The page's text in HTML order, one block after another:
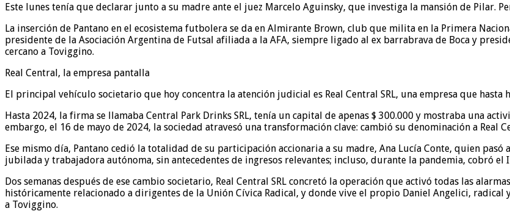
Este lunes tenía que declarar junto a su madre ante el juez Marcelo Aguinsky, que investiga la mansión de Pilar.
La inserción de Pantano en el ecosistema futbolera se da en Almirante Brown, club que milita en la Primera
presidente de la Asociación Argentina de Futsal afiliada a la AFA, siempre ligado al ex barrabrava de Boca y
cercano a Toviggino.
Real Central, la empresa pantalla
El principal vehículo societario que hoy concentra la atención judicial es Real Central SRL, una empresa que
Hasta 2024, la firma se llamaba Central Park Drinks SRL, tenía un capital de apenas $ 300.000 y mostraba una
embargo, el 16 de mayo de 2024, la sociedad atravesó una transformación clave: cambió su denominación a Real
Ese mismo día, Pantano cedió la totalidad de su participación accionaria a su madre, Ana Lucía Conte, quien
jubilada y trabajadora autónoma, sin antecedentes de ingresos relevantes; incluso, durante la pandemia, cobró el
Dos semanas después de ese cambio societario, Real Central SRL concretó la operación que activó todas las
históricamente relacionado a dirigentes de la Unión Cívica Radical, y donde vive el propio Daniel Angelici,
a Toviggino.